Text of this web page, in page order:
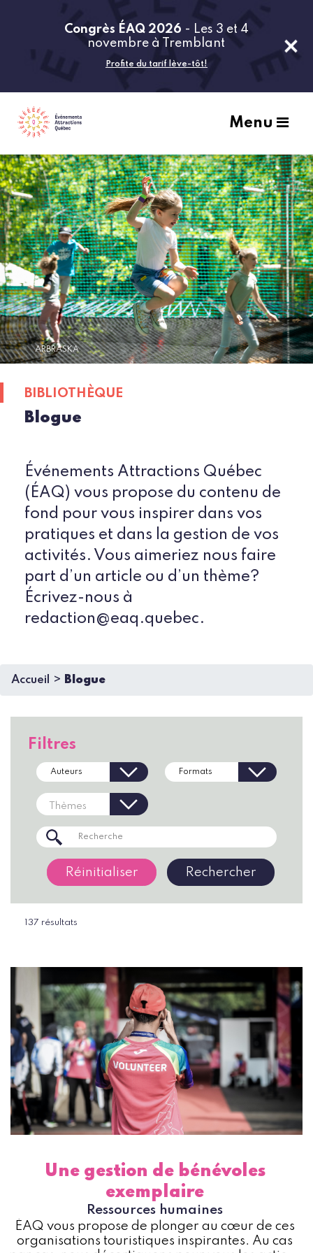
Congrès ÉAQ 2026 - Les 3 et 4
novembre à Tremblant
Profite du tarif lève-tôt!
Menu
ARBRASKA
BIBLIOTHÈQUE
Blogue
Événements Attractions Québec
(ÉAQ) vous propose du contenu de
fond pour vous inspirer dans vos
pratiques et dans la gestion de vos
activités. Vous aimeriez nous faire
part d’un article ou d’un thème?
Écrivez-nous à
redaction@eaq.quebec.
Accueil Blogue
Filtres
Réinitialiser
137 résultats
Une gestion de bénévoles
exemplaire
Ressources humaines
ÉAQ vous propose de plonger au cœur de ces
organisations touristiques inspirantes. Au cas